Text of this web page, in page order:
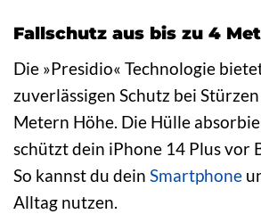
Fallschutz aus bis zu 4
Die »Presidio« Technologie
zuverlässigen Schutz bei
Metern Höhe. Die Hülle
schützt dein iPhone 14 Plus vor
So kannst du dein Smartphone
Alltag nutzen.